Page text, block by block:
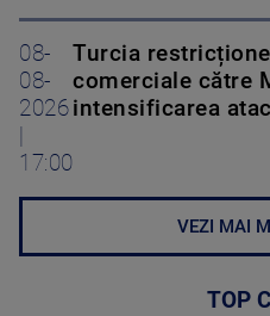
08-
08-
2026
17:00
Turcia
comerciale către
intensificarea
VEZI MAI
TOP